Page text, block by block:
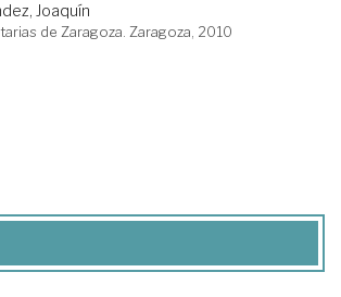
Joaquín
de Zaragoza. Zaragoza, 2010